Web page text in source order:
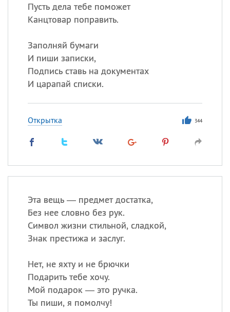
Пусть дела тебе поможет
Канцтовар поправить.
Заполняй бумаги
И пиши записки,
Подпись ставь на документах
И царапай списки.
Открытка 344
Эта вещь — предмет достатка,
Без нее словно без рук.
Символ жизни стильной, сладкой,
Знак престижа и заслуг.
Нет, не яхту и не брючки
Подарить тебе хочу.
Мой подарок — это ручка.
Ты пиши, я помолчу!